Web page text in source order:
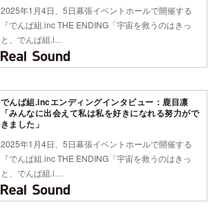
2025年1月4日、5日幕張イベントホールで開催する
『でんぱ組.inc THE ENDING「宇宙を救うのはきっ
と、でんぱ組.i…
でんぱ組.incエンディングインタビュー：鹿目凛
「みんなに出会えて私は私を好きになれる努力がで
きました」
2025年1月4日、5日幕張イベントホールで開催する
『でんぱ組.inc THE ENDING「宇宙を救うのはきっ
と、でんぱ組.i…